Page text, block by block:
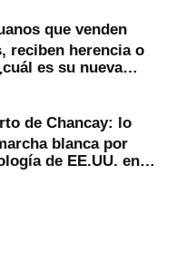
que venden
reciben herencia o
es su nueva
de Chancay: lo
blanca por
de EE.UU. en